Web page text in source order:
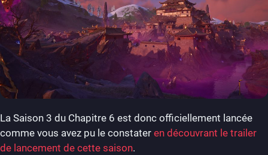
La Saison 3 du Chapitre 6 est donc officiellement lancée
comme vous avez pu le constater en découvrant le trailer
de lancement de cette saison.